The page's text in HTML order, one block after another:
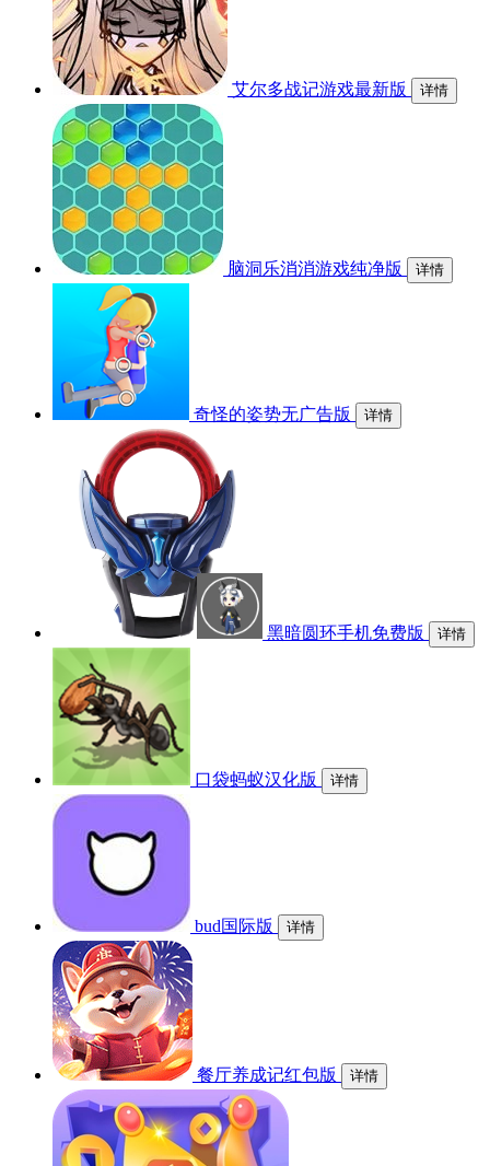
艾尔多战记游戏最新版 详情
脑洞乐消消游戏纯净版 详情
奇怪的姿势无广告版 详情
黑暗圆环手机免费版 详情
口袋蚂蚁汉化版 详情
bud国际版 详情
餐厅养成记红包版 详情